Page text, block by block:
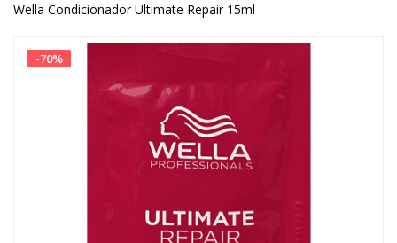
Wella Condicionador Ultimate Repair 15ml
-70%